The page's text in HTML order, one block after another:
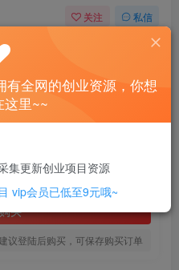
关注 私信
2024年搞钱项目，操作简单，轻松日入四位数，最新快手无人播剧
买
议登陆后购买，可保存购买订单
已售 15
全网的创业资源，你想
这里~~
集更新创业项目资源
vip会员已低至9元哦~